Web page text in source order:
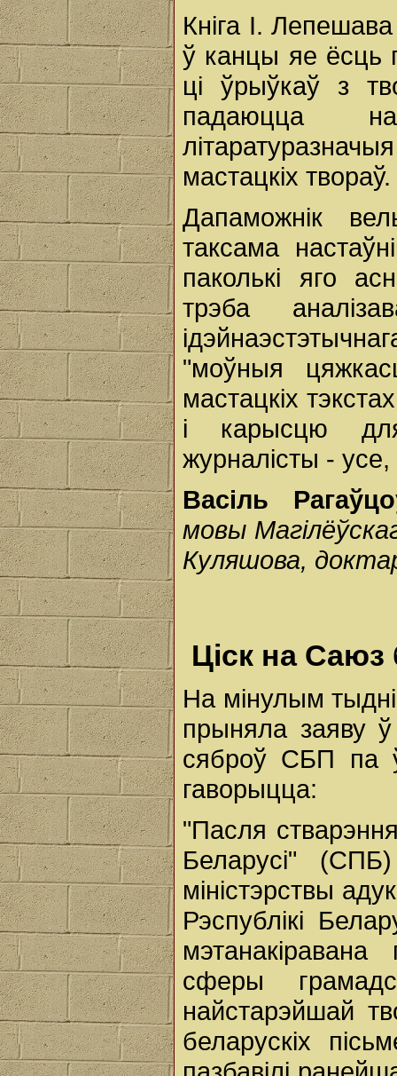
Кніга І.
ў канцы яе ёсць
ці ўрыўкаў з
падаюцца
мастацкіх твораў.
Дапаможнік
таксама
паколькі яго
трэба
"моўныя
мастацкіх
і карысцю
журналісты - усе,
Васіль
мовы
Куляшова,
Ціск на Саюз
На мінулым
прыняла заяву ў
сяброў СБП па
гаворыцца:
"Пасля
Беларусі"
міністэрствы
Рэспублікі
сферы
найстарэйшай
беларускіх